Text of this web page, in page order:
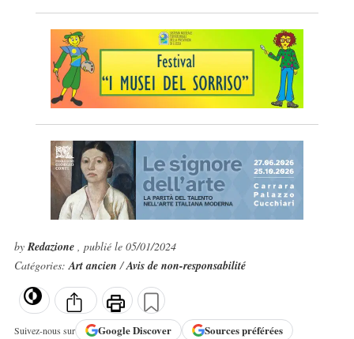
byRedazione , publié le 05/01/2024
Catégories:Art ancien/Avis de non-responsabilité
Suivez-nous sur GoogleDiscover Sources préférées